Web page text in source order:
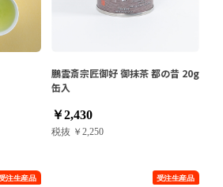
鵬雲斎宗匠御好 御抹茶 都の昔 20g
缶入
￥2,430
税抜 ￥2,250